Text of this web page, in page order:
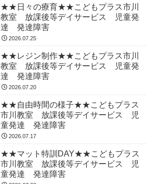
★★日々の療育★★こどもプラス市川
教室 放課後等デイサービス 児童発
達 発達障害
2026.07.25
★★レジン制作★★こどもプラス市川
教室 放課後等デイサービス 児童発
達 発達障害
2026.07.20
★★自由時間の様子★★こどもプラス
市川教室 放課後等デイサービス 児
童発達 発達障害
2026.07.17
★★マット特訓DAY★★こどもプラス
市川教室 放課後等デイサービス 児
童発達 発達障害